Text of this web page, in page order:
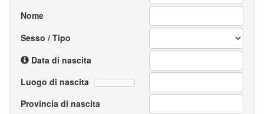
Nome
Sesso / Tipo
Data di nascita
Luogo di nascita
Provincia di nascita